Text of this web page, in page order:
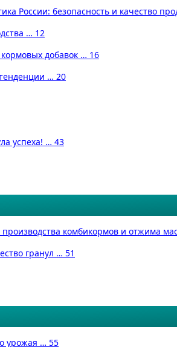
России: безопасность и качество
… 12
добавок … 16
… 20
успеха! … 43
комбикормов и отжима
гранул … 51
урожая … 55